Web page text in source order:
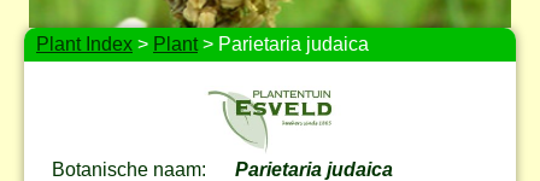
Plant Index > Plant> Parietaria judaica
Botanische naam:
Parietaria judaica